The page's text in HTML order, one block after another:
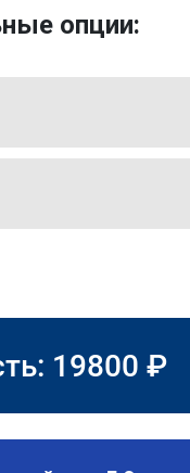
опции:
19800 ₽